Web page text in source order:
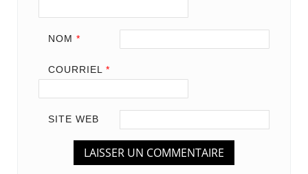
NOM *
COURRIEL *
SITE WEB